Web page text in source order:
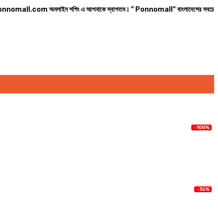
অনলাইন শপিং এ আপনাকে স্বাগতম। " Ponnomall" বাংলাদেশের সবচেয়ে বিশ্বস্ত অনলাইন
-100%
-35%